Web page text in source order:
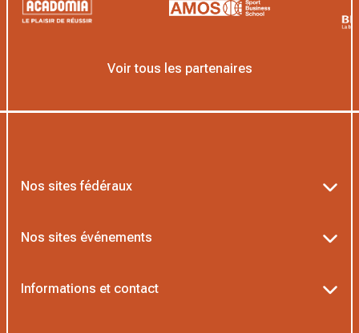
Voir tous les partenaires
Nos sites fédéraux
Nos sites événements
Informations et contact